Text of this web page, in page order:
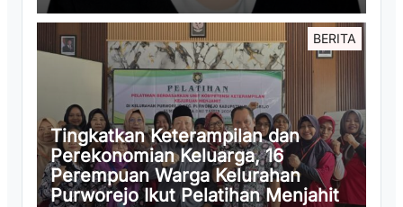
BERITA
Tingkatkan Keterampilan dan
Perekonomian Keluarga, 16
Perempuan Warga Kelurahan
Purworejo Ikut Pelatihan Menjahit